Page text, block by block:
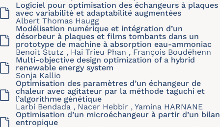
Logiciel pour optimisation des échangeurs à plaques
avec variabilité et adaptabilité augmentées
Albert Thomas Haugg
Modélisation numérique et intégration d’un
désorbeur à plaques et films tombants dans un
prototype de machine à absorption eau-ammoniac
Benoit Stutz , Hai Trieu Phan , François Boudéhenn
Multi-objective design optimization of a hybrid
renewable energy system
Sonja Kallio
Optimisation des paramètres d’un échangeur de
chaleur avec agitateur par la méthode taguchi et
l’algorithme génétique
Larbi Bendada , Nacer Hebbir , Yamina HARNANE
Optimisation d’un microéchangeur à partir d’un bilan
entropique